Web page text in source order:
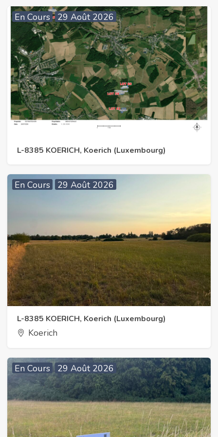
En Cours 29 Août 2026
L-8385 KOERICH, Koerich (Luxembourg)
En Cours 29 Août 2026
L-8385 KOERICH, Koerich (Luxembourg)
Koerich
En Cours 29 Août 2026